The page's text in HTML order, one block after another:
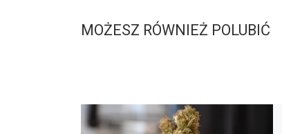
MOŻESZ RÓWNIEŻ POLUBIĆ